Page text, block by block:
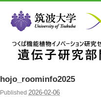
hojo_roominfo2025
Published 2026-02-06